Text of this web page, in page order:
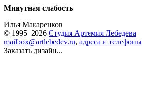
Минутная слабость
Илья Макаренков
© 1995–2026 Студия Артемия Лебедева
mailbox@artlebedev.ru, адреса и телефоны
Заказать дизайн...